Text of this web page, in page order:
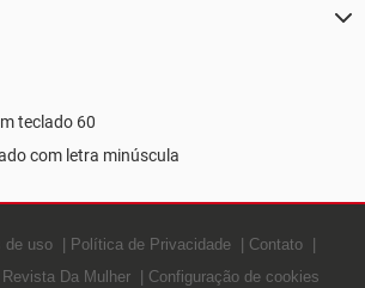
teclado 60
com letra minúscula
de uso Política de Privacidade
Contato
Da Mulher Configuração de cookies